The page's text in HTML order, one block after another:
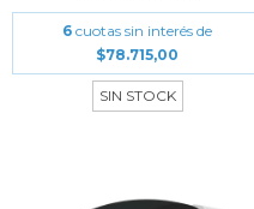
6 cuotas sin interés de
$78.715,00
SIN STOCK